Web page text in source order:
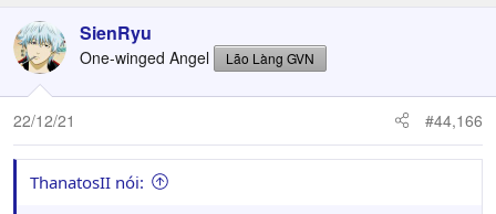
c
t
i
o
n
s
:
SienRyu
One-winged Angel Lão Làng GVN
22/12/21 #44,166
ThanatosII nói: